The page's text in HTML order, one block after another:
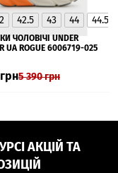
40.5
41
▲
42.5 43 44 44.5
ЧОЛОВІЧІ UNDER
ARMOUR UA ROGUE 6006719-025
грн5 390грн
АКЦІЙ ТА